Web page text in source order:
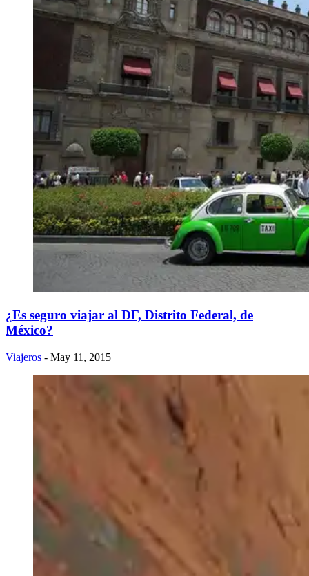
¿Es seguro viajar al DF, Distrito Federal, de
México?
Viajeros - May 11, 2015